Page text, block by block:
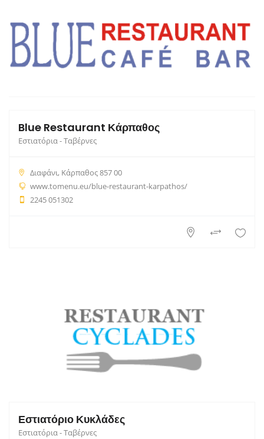
Blue Restaurant Κάρπαθος
Εστιατόρια - Ταβέρνες
Διαφάνι, Κάρπαθος 857 00
www.tomenu.eu/blue-restaurant-karpathos/
2245 051302
Εστιατόριο Κυκλάδες
Εστιατόρια - Ταβέρνες